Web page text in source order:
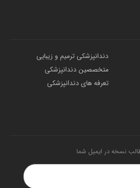
دندانپزشکی ترمیم و زیبایی
متخصصین دندانپزشکی
تعرفه های دندانپزشکی
نسخه در ایمیل شما